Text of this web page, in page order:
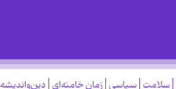
سلامت سیاسی زمان خامنه‌ای دین‌واندیشه